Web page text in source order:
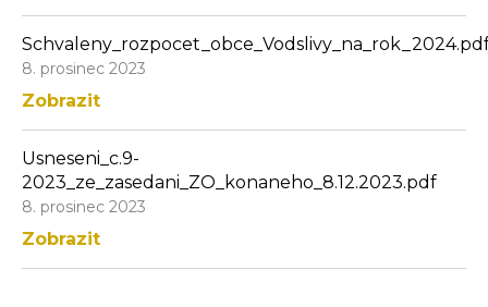
8. prosinec 2023
Zobrazit
Usneseni_c.9-
2023_ze_zasedani_ZO_konaneho_8.12.2023.pdf
8. prosinec 2023
Zobrazit